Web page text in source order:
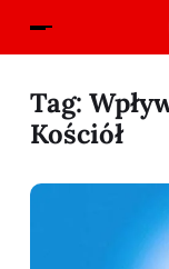
Tag:
Kościół